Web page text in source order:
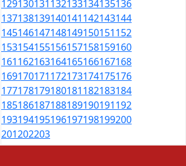
129130131132133134135136
137138139140141142143144
145146147148149150151152
153154155156157158159160
161162163164165166167168
169170171172173174175176
177178179180181182183184
185186187188189190191192
193194195196197198199200
201202203